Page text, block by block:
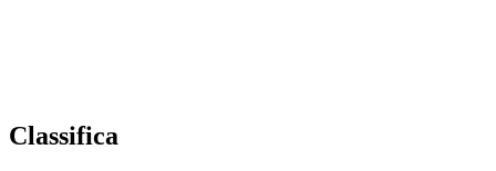
Classifica